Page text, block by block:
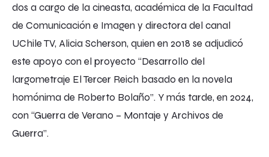
dos a cargo de la cineasta, académica de la Facultad
de Comunicación e Imagen y directora del canal
UChile TV, Alicia Scherson, quien en 2018 se adjudicó
este apoyo con el proyecto “Desarrollo del
largometraje El Tercer Reich basado en la novela
homónima de Roberto Bolaño”. Y más tarde, en 2024,
con “Guerra de Verano – Montaje y Archivos de
Guerra”.